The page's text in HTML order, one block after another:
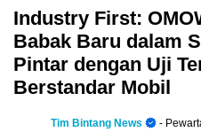
Industry First:
Babak Baru dalam
Pintar dengan Uji
Berstandar Mobil
Tim Bintang News
-